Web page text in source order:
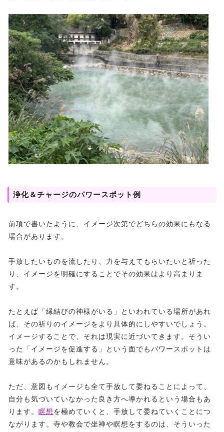
浄化＆チャージのパワースポット例
前項で書いたように、イメージ次第でどちらの効果にもなる
場合があります。
手放したいものを流したり、力を与えてもらいたいと祈った
り、イメージを明確にすることでその効果はより高まりま
す。
たとえば「縁結びの神様がいる」といわれている場所があれ
ば、その祈りのイメージをより具体的にしやすいでしょう。
イメージすることで、それは現実に近づいてきます。そうい
った「イメージを促進する」という面でもパワースポットは
意味があるのかもしれません。
ただ、意図もイメージも全て手放して委ねることによって、
自分も気づいていなかった良き方へ導かれるという場合もあ
ります。 瞑想を極めていくと、手放して委ねていくことにつ
ながります。寺や教会で坐禅や瞑想をするのは、そういった